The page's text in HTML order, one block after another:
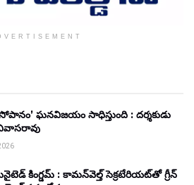
ఘనవిజయం సాధిస్తుంది : దర్శకుడు
కింగ్డమ్ : కామన్‌వెల్త్ సెక్రటేరియట్‌తో గ్రీన్